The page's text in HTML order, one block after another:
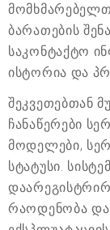
ბარათების
საკონტაქტო
ისტორია და
შეკვეთებთან
ჩანაწერები
მოდელები,
სტატუსი.
რაოდენობა და